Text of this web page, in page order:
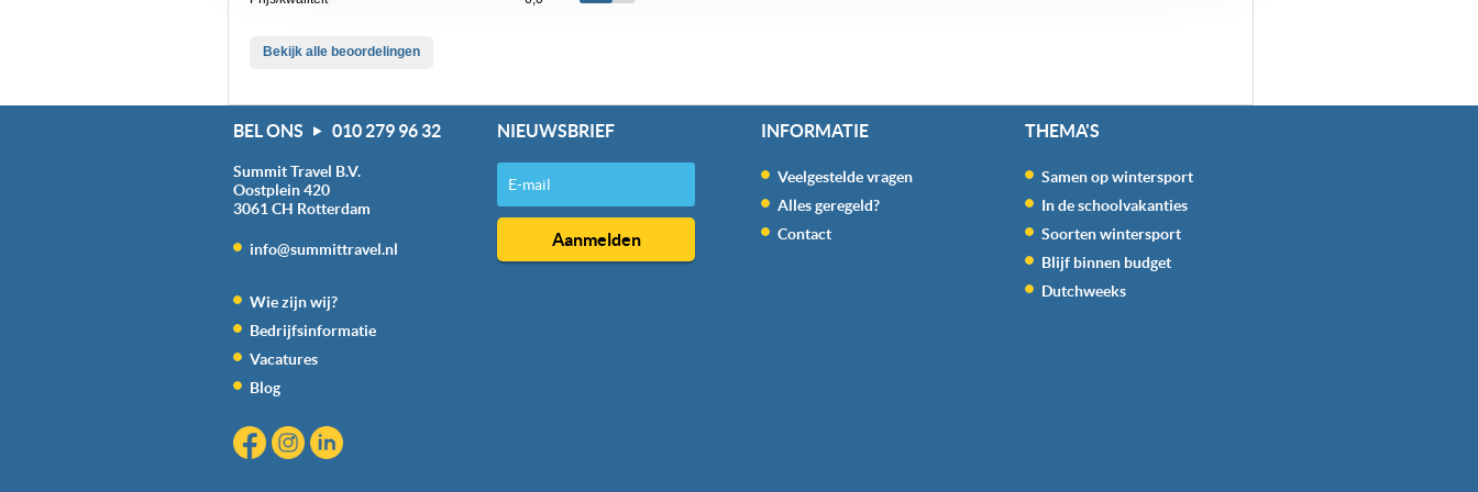
We werken samen met 20 derdendie uw gegevens kunnen ontvangen en verwerken.
Bekijk alle beoordelingen
BEL ONS 010 279 96 32
Summit Travel B.V.
Oostplein 420
3061 CH Rotterdam
info@summittravel.nl
Wie zijn wij?
Bedrijfsinformatie
Vacatures
Blog
NIEUWSBRIEF INFORMATIE
Veelgestelde vragen
Alles geregeld?
Contact
THEMA'S
Samen op wintersport
In de schoolvakanties
Soorten wintersport
Blijf binnen budget
Dutchweeks